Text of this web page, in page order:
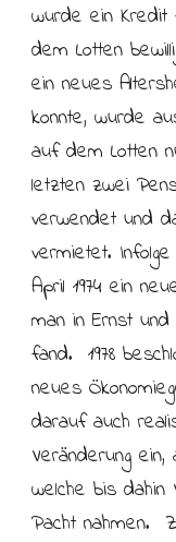
wurde ein
dem Lotten
ein neues
konnte, wurde
auf dem Lotten
letzten zwei
verwendet und
vermietet.
April 1974 ein
man in Ernst und
fand. 1978
neues
darauf auch
Veränderung ein,
welche bis
Pacht nahmen.